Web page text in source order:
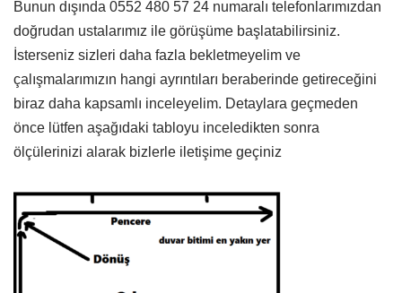
Bunun dışında 0552 480 57 24 numaralı telefonlarımızdan
doğrudan ustalarımız ile görüşüme başlatabilirsiniz.
İsterseniz sizleri daha fazla bekletmeyelim ve
çalışmalarımızın hangi ayrıntıları beraberinde getireceğini
biraz daha kapsamlı inceleyelim. Detaylara geçmeden
önce lütfen aşağıdaki tabloyu inceledikten sonra
ölçülerinizi alarak bizlerle iletişime geçiniz